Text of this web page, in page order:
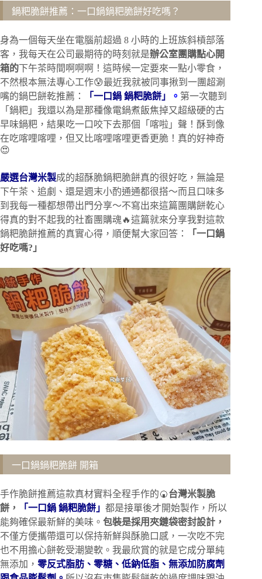
鍋粑脆餅推薦：一口鍋鍋粑脆餅好吃嗎？
身為一個每天坐在電腦前超過 8 小時的上班族斜槓部落
客，我每天在公司最期待的時刻就是辦公室團購點心開
箱的下午茶時間啊啊啊！這時候一定要來一點小零食，
不然根本無法專心工作😰最近我就被同事揪到一團超涮
嘴的鍋巴餅乾推薦：
「一口鍋 鍋粑脆餅」 。 第一次聽到
「鍋粑」我還以為是那種像電鍋煮飯焦掉又超級硬的古
早味鍋粑，結果吃一口咬下去那個「喀啦」聲！酥到像
在吃喀哩喀哩，但又比喀哩喀哩更香更脆！真的好神奇
😍
嚴選台灣米製成的超酥脆鍋粑脆餅真的很好吃，無論是
下午茶、追劇、還是週末小酌通通都很搭～而且口味多
到我每一種都想帶出門分享～不寫出來這篇團購餅乾心
得真的對不起我的社畜團購魂🔥這篇就來分享我對這款
鍋粑脆餅推薦的真實心得，順便幫大家回答：
「一口鍋
好吃嗎?」
一口鍋鍋粑脆餅 開箱
手作脆餅推薦這款真材實料全程手作的🍘台灣米製脆
餅，
「一口鍋 鍋粑脆餅」 都是接單後才開始製作，所以
能夠確保最新鮮的美味。 包裝是採用夾鏈袋密封設計，
不僅方便攜帶還可以保持新鮮與酥脆口感，一次吃不完
也不用擔心餅乾受潮變軟。我最欣賞的就是它成分單純
無添加， 零反式脂肪、零糖、低鈉低脂、無添加防腐劑